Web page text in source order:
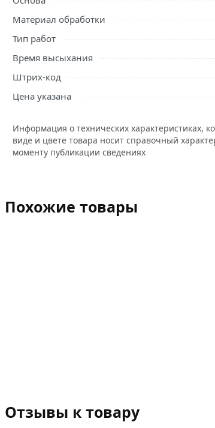
Материал обработки
Тип работ
Время высыхания
Штрих-код
Цена указана
Информация о технических характеристиках,
виде и цвете товара носит справочный
моменту публикации сведениях
Похожие товары
Отзывы к товару